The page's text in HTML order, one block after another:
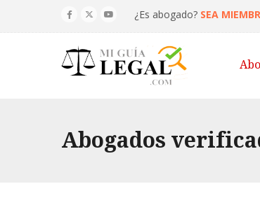
¿Es abogado? SEA
Abogados